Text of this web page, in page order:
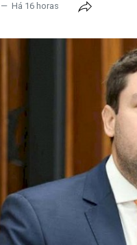
Há 16 horas